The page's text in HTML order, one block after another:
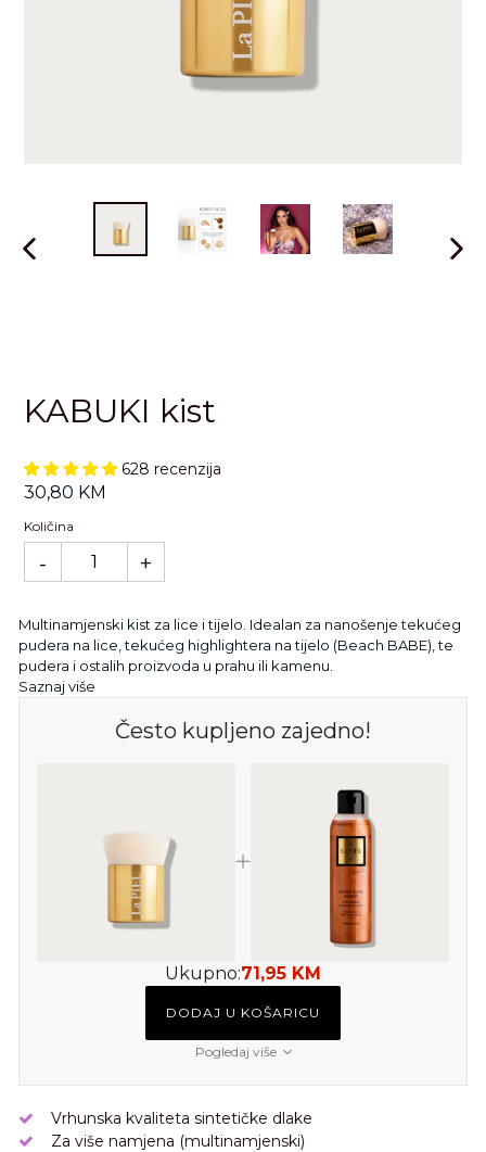
KABUKI kist
628 recenzija
Standardna
cijena
30,80 KM
Količina
- +
Multinamjenski kist za lice i tijelo. Idealan za nanošenje tekućeg
pudera na lice, tekućeg highlightera na tijelo (Beach BABE), te
pudera i ostalih proizvoda u prahu ili kamenu.
Saznaj više
Često kupljeno zajedno!
Ukupno:71,95 KM
DODAJ U KOŠARICU
Pogledaj više
Vrhunska kvaliteta sintetičke dlake
Za više namjena (multinamjenski)